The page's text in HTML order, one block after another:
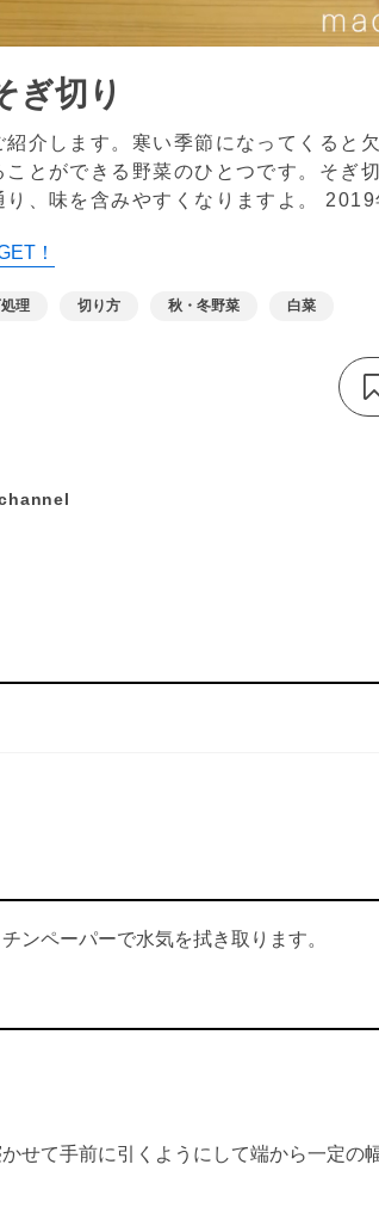
ぎ切り
紹介します。寒い季節になってくると
とができる野菜のひとつです。そぎ
、味を含みやすくなりますよ。 2019
！
理 切り方 秋・冬野菜 白菜
ンペーパーで水気を拭き取ります。
せて手前に引くようにして端から一定の